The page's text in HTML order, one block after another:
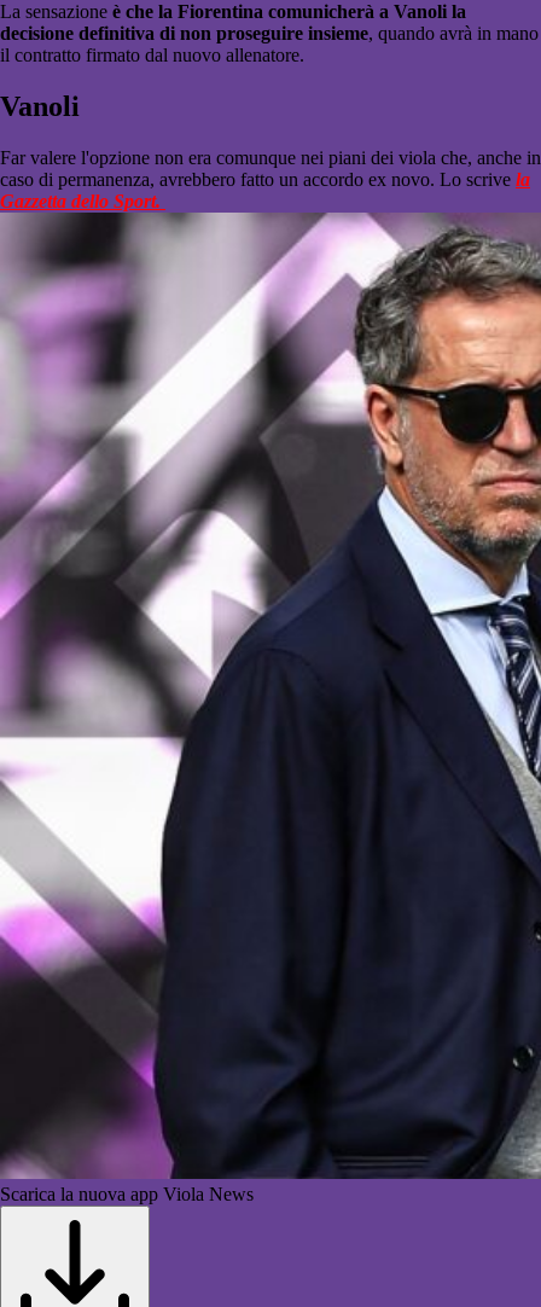
La sensazione è che la Fiorentina comunicherà a Vanoli la
decisione definitiva di non proseguire insieme, quando avrà in mano
il contratto firmato dal nuovo allenatore.
Vanoli
Far valere l'opzione non era comunque nei piani dei viola che, anche in
caso di permanenza, avrebbero fatto un accordo ex novo. Lo scrive la
Gazzetta dello Sport.
Scarica la nuova app Viola News